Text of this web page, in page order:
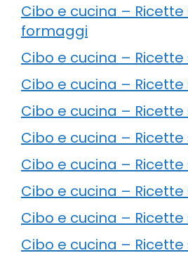
Cibo e cucina – Ricette
formaggi
Cibo e cucina –
Cibo e cucina –
Cibo e cucina –
Cibo e cucina – Ricette
Cibo e cucina –
Cibo e cucina –
Cibo e cucina – Ricette
Cibo e cucina –